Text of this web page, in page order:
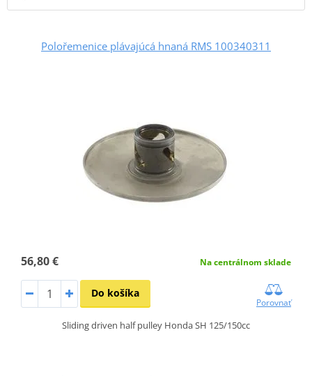
Polořemenice plávajúcá hnaná RMS 100340311
56,80 € Na centrálnom sklade
Do košíka
Porovnať
Sliding driven half pulley Honda SH 125/150cc